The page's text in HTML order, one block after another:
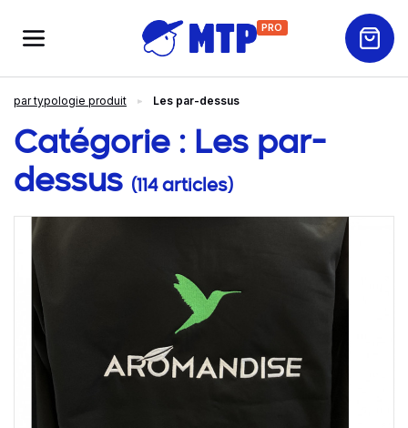
PRO
par typologie produit Les par-dessus
Catégorie : Les par-
dessus (114 articles)